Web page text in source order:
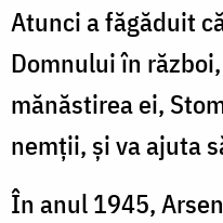
Atunci a făgăduit
Domnului în
mănăstirea ei,
nemții, și va ajuta
În anul 1945,